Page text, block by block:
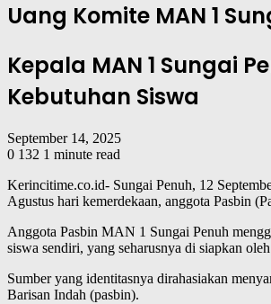
Uang Komite MAN 1
Kepala MAN 1 Sungai
Kebutuhan Siswa
September 14, 2025
0 132 1 minute read
Kerincitime.co.id- Sungai Penuh, 12
Agustus hari kemerdekaan, anggota Pasbin
Anggota Pasbin MAN 1 Sungai Penuh
siswa sendiri, yang seharusnya di siapkan
Sumber yang identitasnya dirahasiakan
Barisan Indah (pasbin).